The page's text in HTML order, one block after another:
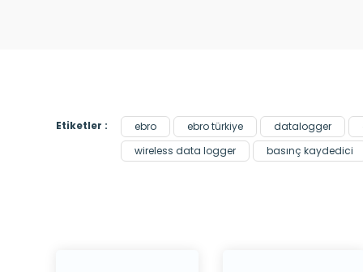
Etiketler : ebro ebro türkiye datalogger
wireless data logger
basınç kaydedici